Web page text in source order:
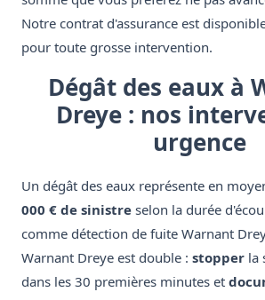
Notre contrat d'assurance est
pour toute grosse intervention.
Dégât des eaux à
Dreye : nos
urgence
Un dégât des eaux représente en
000 € de sinistre selon la durée
comme détection de fuite Warnant
Warnant Dreye est double : stopper la
dans les 30 premières minutes et